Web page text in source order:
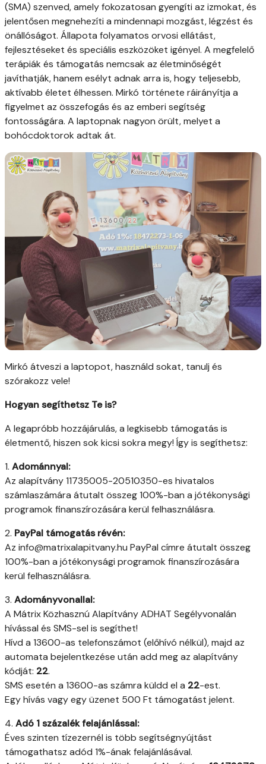
(SMA) szenved, amely fokozatosan gyengíti az izmokat, és
jelentősen megnehezíti a mindennapi mozgást, légzést és
önállóságot. Állapota folyamatos orvosi ellátást,
fejlesztéseket és speciális eszközöket igényel. A megfelelő
terápiák és támogatás nemcsak az életminőségét
javíthatják, hanem esélyt adnak arra is, hogy teljesebb,
aktívabb életet élhessen. Mirkó története ráirányítja a
figyelmet az összefogás és az emberi segítség
fontosságára. A laptopnak nagyon örült, melyet a
bohócdoktorok adtak át.
Mirkó átveszi a laptopot, használd sokat, tanulj és
szórakozz vele!
Hogyan segíthetsz Te is?
A legapróbb hozzájárulás, a legkisebb támogatás is
életmentő, hiszen sok kicsi sokra megy! Így is segíthetsz:
1. Adománnyal:
Az alapítvány 11735005-20510350-es hivatalos
számlaszámára átutalt összeg 100%-ban a jótékonysági
programok finanszírozására kerül felhasználásra.
2. PayPal támogatás révén:
Az info@matrixalapitvany.hu PayPal címre átutalt összeg
100%-ban a jótékonysági programok finanszírozására
kerül felhasználásra.
3. Adományvonallal:
A Mátrix Közhasznú Alapítvány ADHAT Segélyvonalán
hívással és SMS-sel is segíthet!
Hívd a 13600-as telefonszámot (előhívó nélkül), majd az
automata bejelentkezése után add meg az alapítvány
kódját: 22.
SMS esetén a 13600-as számra küldd el a 22-est.
Egy hívás vagy egy üzenet 500 Ft támogatást jelent.
4. Adó 1 százalék felajánlással:
Éves szinten tízezernél is több segítségnyújtást
támogathatsz adód 1%-ának felajánlásával.